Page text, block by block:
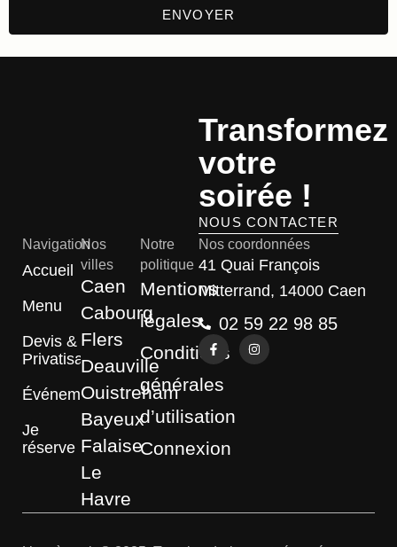
Transformez
votre
soirée !
NOUS CONTACTER
Navigation
Accueil
Menu
Devis &
Privatisation
Événements
Je
réserve
Nos
villes
Caen
Cabourg
Flers
Deauville
Ouistreham
Bayeux
Falaise
Le
Havre
Notre
politique
Mentions
légales
Conditions
générales
d’utilisation
Connexion
Nos coordonnées
41 Quai François
Mitterrand, 14000 Caen
02 59 22 98 85